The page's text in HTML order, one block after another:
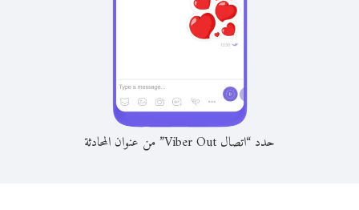
حدد “اتصال Viber Out” من عنوان المحادثة